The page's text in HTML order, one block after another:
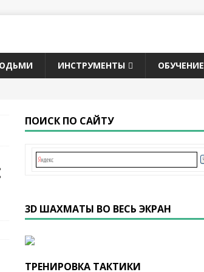
ИНСТРУМЕНТЫ ОБУЧЕНИЕ
ПОИСК ПО САЙТУ
3D ШАХМАТЫ ВО ВЕСЬ ЭКРАН
ТРЕНИРОВКА ТАКТИКИ